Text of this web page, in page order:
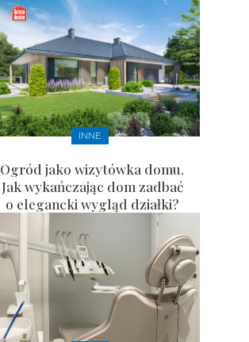
INNE
Ogród jako wizytówka domu.
Jak wykańczając dom zadbać
o elegancki wygląd działki?